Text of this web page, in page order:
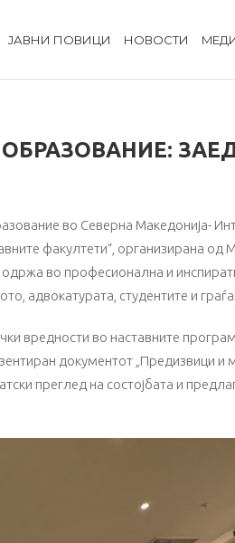
ЈАВНИ ПОВИЦИ НОВОСТИ
во Северна Македонија-
факултети“, организирана од
во професионална и
адвокатурата, студентите и
вредности во наставните
документот „Предизвици и
преглед на состојбата и